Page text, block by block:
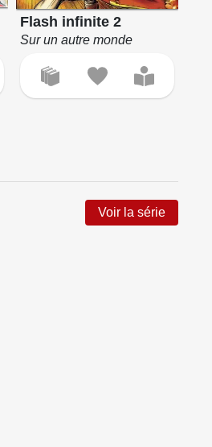
Flash infinite 2
Sur un autre monde
Voir la série